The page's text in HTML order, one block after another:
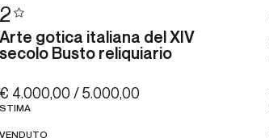
2
Arte gotica italiana del XIV
secolo Busto reliquiario
€ 4.000,00 / 5.000,00
STIMA
VENDUTO